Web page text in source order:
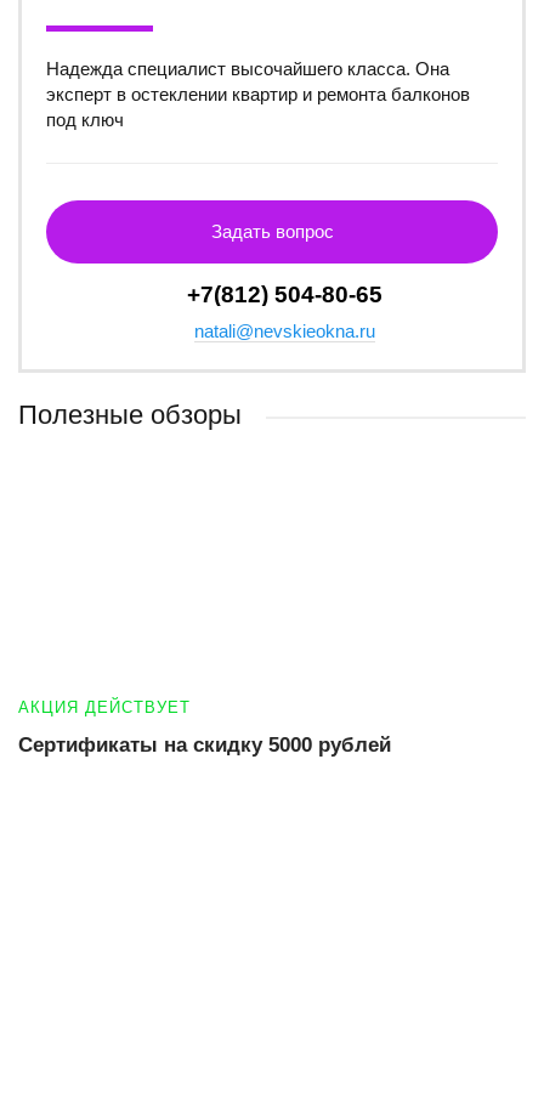
Надежда специалист высочайшего класса. Она
эксперт в остеклении квартир и ремонта балконов
под ключ
Задать вопрос
+7(812) 504-80-65
natali@nevskieokna.ru
Полезные обзоры
АКЦИЯ ДЕЙСТВУЕТ
Сертификаты на скидку 5000 рублей